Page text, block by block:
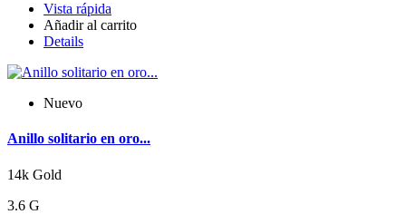
Vista rápida
Añadir al carrito
Details
Nuevo
Anillo solitario en oro...
14k Gold
3.6 G